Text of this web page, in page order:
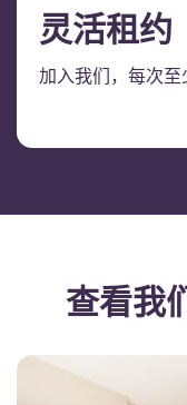
灵活租约
加入我们，每次
查看我